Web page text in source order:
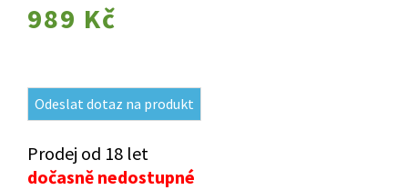
989 Kč
Odeslat dotaz na produkt
Prodej od 18 let
dočasně nedostupné